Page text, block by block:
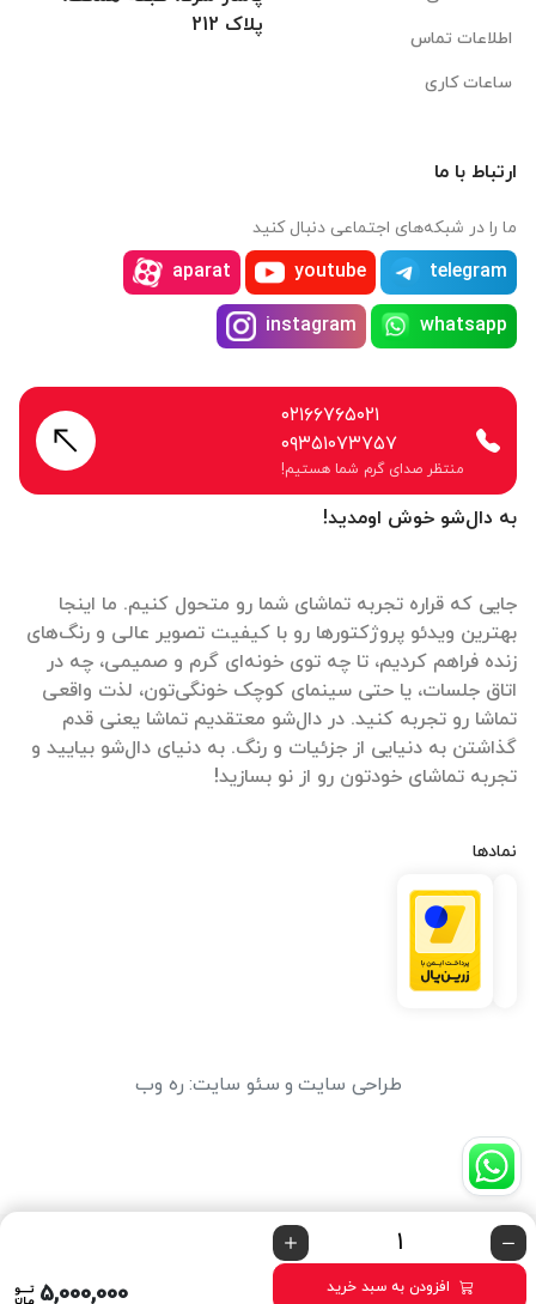
افزودن به سبد خرید 5,000,000
به دال‌شو خوش اومدید!
جایی که قراره تجربه تماشای شما رو متحول کنیم. ما اینجا
بهترین ویدئو پروژکتورها رو با کیفیت تصویر عالی و رنگ‌های
زنده فراهم کردیم، تا چه توی خونه‌ای گرم و صمیمی، چه در
اتاق جلسات، یا حتی سینمای کوچک خونگی‌تون، لذت واقعی
تماشا رو تجربه کنید. در دال‌شو معتقدیم تماشا یعنی قدم
گذاشتن به دنیایی از جزئیات و رنگ. به دنیای دال‌شو بیایید و
تجربه تماشای خودتون رو از نو بسازید!
نمادها
اطلاعات تماس
ساعات کاری
پلاک 212
ارتباط با ما
ما را در شبکه‌های اجتماعی دنبال کنید
telegram
youtube
aparat
whatsapp
instagram
۰۲۱۶۶۷۶۵۰۲۱
۰۹۳۵۱۰۷۳۷۵۷
منتظر صدای گرم شما هستیم!
طراحی سایت و سئو سایت: ره وب